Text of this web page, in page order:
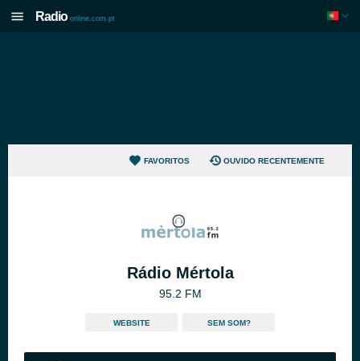
Radio online.com.pt
FAVORITOS OUVIDO RECENTEMENTE
Rádio Mértola
95.2 FM
WEBSITE SEM SOM?